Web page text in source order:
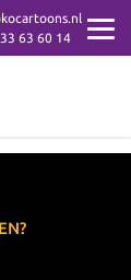
63 60 14